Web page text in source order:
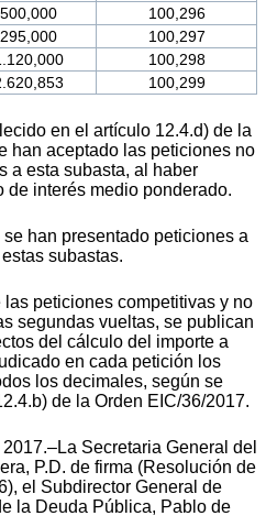
500,000
100,296
295,000
100,297
100,298
100,299
en el artículo 12.4.d) de la
han aceptado las peticiones no
a esta subasta, al haber
de interés medio ponderado.
han presentado peticiones a
subastas.
peticiones competitivas y no
segundas vueltas, se publican
del cálculo del importe a
en cada petición los
los decimales, según se
de la Orden EIC/36/2017.
Secretaria General del
P.D. de firma (Resolución de
el Subdirector General de
la Deuda Pública, Pablo de